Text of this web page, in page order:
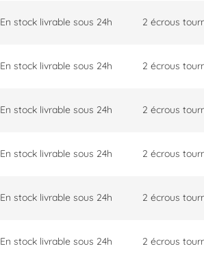
En stock livrable sous 24h 2 écrous
En stock livrable sous 24h 2 écrous
En stock livrable sous 24h 2 écrous
En stock livrable sous 24h 2 écrous
En stock livrable sous 24h 2 écrous
En stock livrable sous 24h 2 écrous